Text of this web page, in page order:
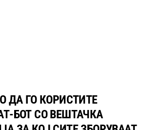
ДА ГО КОРИСТИТЕ
БОТ СО ВЕШТАЧКА